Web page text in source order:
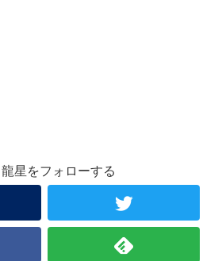
星をフォローする